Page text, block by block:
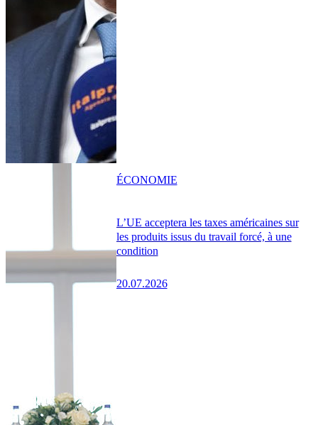
L’UE acceptera les taxes américaines sur
les produits issus du travail forcé, à une
condition
20.07.2026
ÉCONOMIE